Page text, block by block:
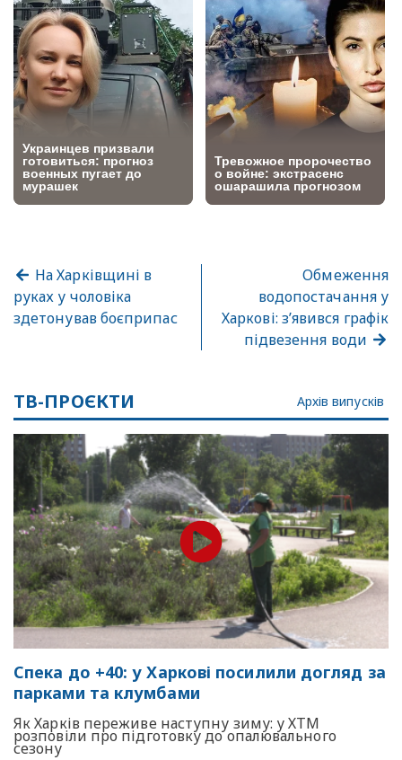
На Харківщині в
руках у чоловіка
здетонував боєприпас
Обмеження
водопостачання у
Харкові: з’явився графік
підвезення води
ТВ-ПРОЄКТИ Архів випусків
Спека до +40: у Харкові посилили догляд за
парками та клумбами
Як Харків переживе наступну зиму: у ХТМ
розповіли про підготовку до опалювального
сезону